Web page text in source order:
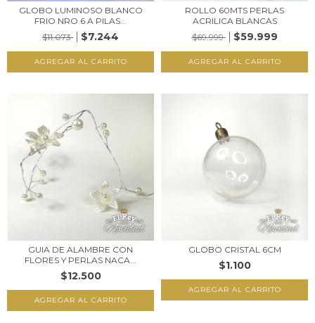
GLOBO LUMINOSO BLANCO
FRIO NRO 6 A PILAS...
$11.073
$7.244
ROLLO 60MTS PERLAS
ACRILICA BLANCAS
$69.999
$59.999
GUIA DE ALAMBRE CON
FLORES Y PERLAS NACA...
$12.500
GLOBO CRISTAL 6CM
$1.100